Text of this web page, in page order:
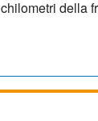
chilometri della